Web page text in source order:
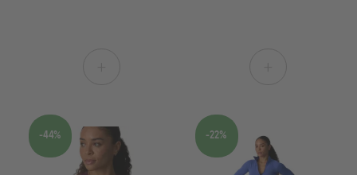
-44% -22%